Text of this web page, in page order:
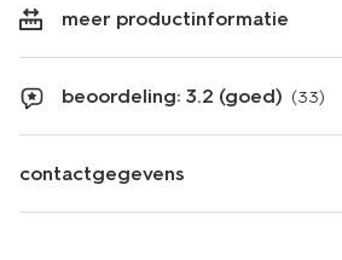
meer productinformatie
beoordeling: 3.2 (goed) (33)
contactgegevens